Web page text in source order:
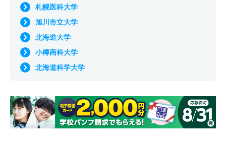
札幌医科大学
旭川市立大学
北海道大学
小樽商科大学
北海道科学大学